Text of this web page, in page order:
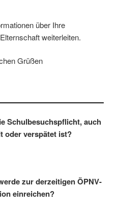
über Ihre
weiterleiten.
Grüßen
Schulbesuchspflicht, auch
oder verspätet ist?
zur derzeitigen ÖPNV-
einreichen?